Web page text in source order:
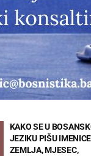
Sponzorirani članak:
Posebna ponuda
“Bosanskog